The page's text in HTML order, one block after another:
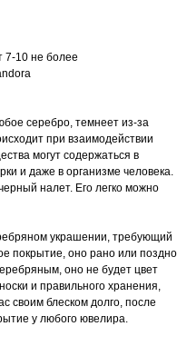
7-10 не более
серебро, темнеет из-за
при взаимодействии
могут содержаться в
и даже в организме человека.
налет. Его легко можно
украшении, требующий
покрытие, оно рано или поздно
оно не будет цвет
и правильного хранения,
своим блеском долго, после
у любого ювелира.